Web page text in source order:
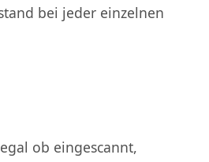
bei jeder einzelnen
ob eingescannt,